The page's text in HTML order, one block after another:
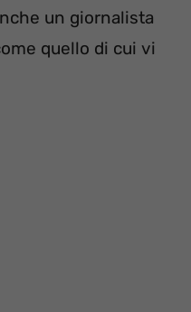
un giornalista
quello di cui vi